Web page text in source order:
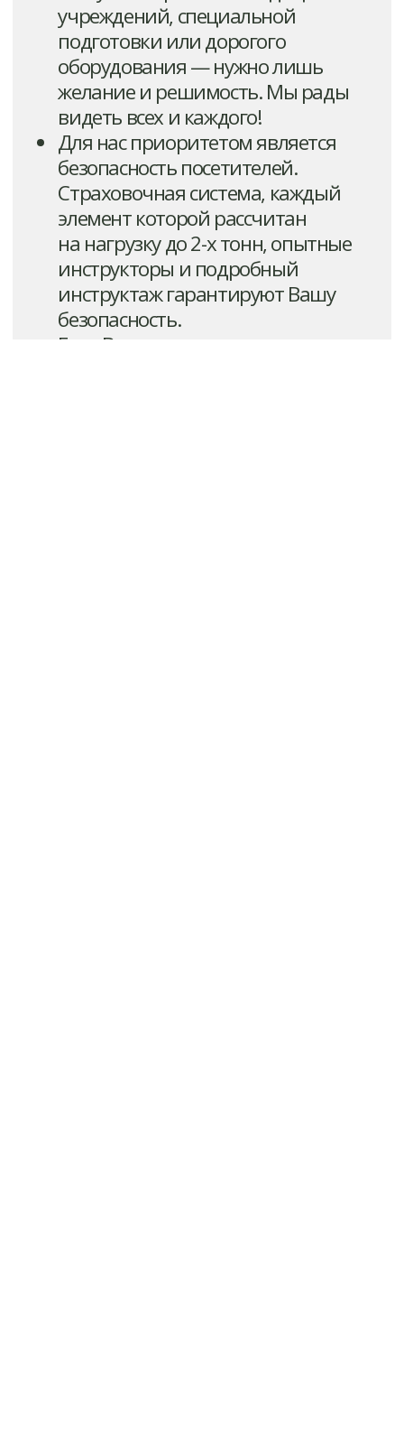
+7-961-194-29-96
info@tereshkovacamp.ru
+7(4712)78-51-00
г. Курск, ул. Парк Солянка, зд.16
Часы работы: 9.00-18.00
Политика
конфиденциальности
Иконки от Tilda
Publishing